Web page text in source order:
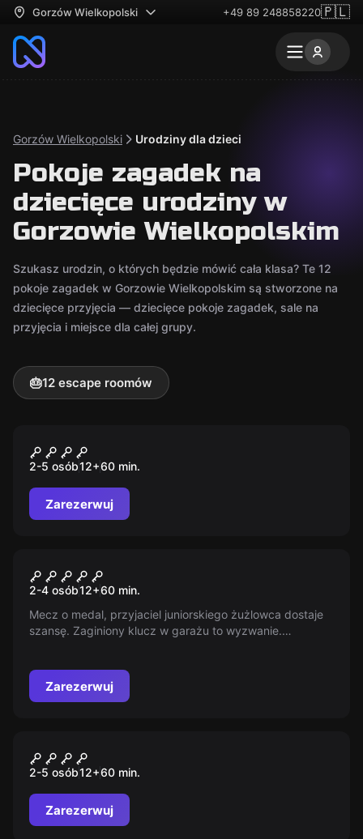
Gorzów Wielkopolski +49 89 248858220🇵🇱
Gorzów Wielkopolski Urodziny dla dzieci
Pokoje zagadek na
dziecięce urodziny w
Gorzowie Wielkopolskim
Szukasz urodzin, o których będzie mówić cała klasa? Te 12
pokoje zagadek w Gorzowie Wielkopolskim są stworzone na
dziecięce przyjęcia — dziecięce pokoje zagadek, sale na
przyjęcia i miejsce dla całej grupy.
🎂12 escape roomów
Guantanamo
2-5 osób12+60 min.
Zarezerwuj
Nowy
Pokój Żużlowy
2-4 osób12+60 min.
Mecz o medal, przyjaciel juniorskiego żużlowca dostaje
szansę. Zaginiony klucz w garażu to wyzwanie.
Zanurkuj w kulisy sportu, gdzie rywalizacja i przyjaźń
splatają się w jedności.
Zarezerwuj
Czarna Perła
2-5 osób12+60 min.
Zarezerwuj